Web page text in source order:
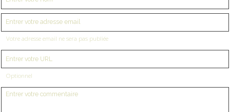
Votre adresse email ne sera pas publiée
Optionnel